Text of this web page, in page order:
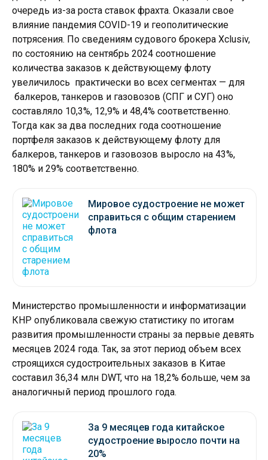
очередь из-за роста ставок фрахта. Оказали свое
влияние пандемия COVID-19 и геополитические
потрясения. По сведениям судового брокера Xclusiv,
по состоянию на сентябрь 2024 соотношение
количества заказов к действующему флоту
увеличилось практически во всех сегментах — для
балкеров, танкеров и газовозов (СПГ и СУГ) оно
составляло 10,3%, 12,9% и 48,4% соответственно.
Тогда как за два последних года соотношение
портфеля заказов к действующему флоту для
балкеров, танкеров и газовозов выросло на 43%,
180% и 29% соответственно.
Мировое судостроение не может
справиться с общим старением
флота
Министерство промышленности и информатизации
КНР опубликовала свежую статистику по итогам
развития промышленности страны за первые девять
месяцев 2024 года. Так, за этот период объем всех
строящихся судостроительных заказов в Китае
составил 36,34 млн DWT, что на 18,2% больше, чем за
аналогичный период прошлого года.
За 9 месяцев года китайское
судостроение выросло почти на
20%